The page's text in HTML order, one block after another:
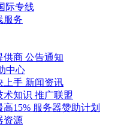
际专线
服务
供商 公告通知
中心
上手 新闻资讯
术知识 推广联盟
高15% 服务器赞助计划
资源